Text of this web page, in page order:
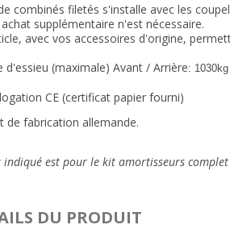
combinés filetés s'installe avec les
supplémentaire n'est nécessaire.
avec vos accessoires d'origine,
d'essieu (maximale) Avant / Arrière:
CE (certificat papier fourni)
de fabrication allemande.
indiqué est pour le kit amortisseurs
DU PRODUIT